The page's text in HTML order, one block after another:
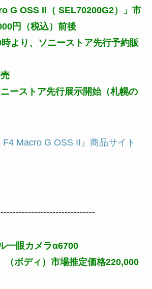
G OSS II（ SEL70200G2）」市
円（税込）前後
より、ソニーストア先行予約販
ーストア先行展示開始（札幌の
F4 Macro G OSS II』商品サイト
一眼カメラα6700
（ボディ）市場推定価格220,000